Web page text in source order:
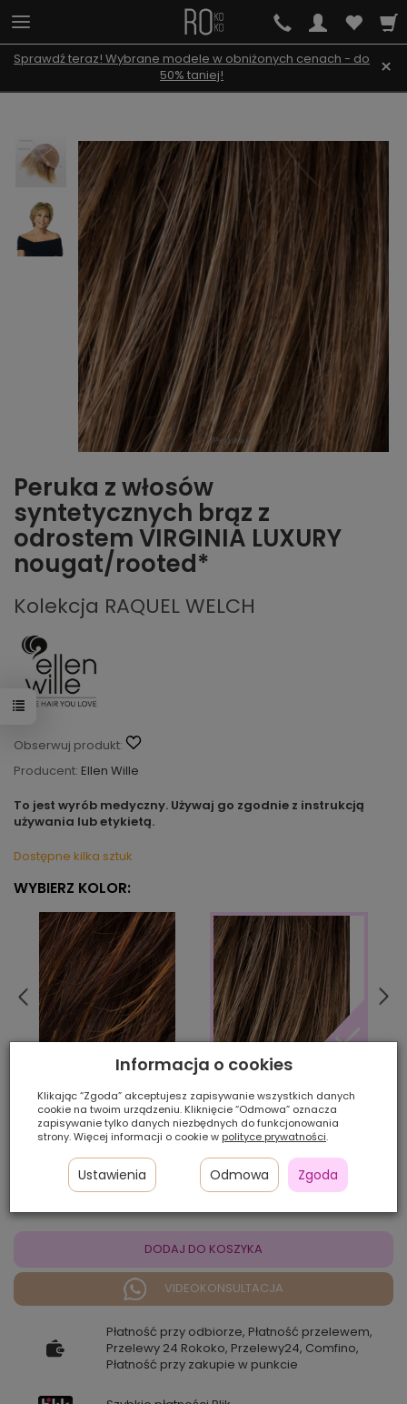
Sprawdź teraz! Wybrane modele w obniżonych cenach - do
50% taniej!
×
Peruka z włosów
syntetycznych brąz z
odrostem VIRGINIA LUXURY
nougat/rooted*
Kolekcja RAQUEL WELCH
Obserwuj produkt:
Producent: Ellen Wille
To jest wyrób medyczny. Używaj go zgodnie z instrukcją
używania lub etykietą.
Dostępne kilka sztuk
WYBIERZ KOLOR:
nougat/rooted
Ilość szt.:
1 350,00 zł
DODAJ DO KOSZYKA
VIDEOKONSULTACJA
Płatność przy odbiorze, Płatność przelewem,
Przelewy 24 Rokoko, Przelewy24, Comfino,
Płatność przy zakupie w punkcie
Informacja o cookies
Klikając “Zgoda” akceptujesz zapisywanie wszystkich danych
cookie na twoim urządzeniu. Kliknięcie “Odmowa” oznacza
zapisywanie tylko danych niezbędnych do funkcjonowania
strony. Więcej informacji o cookie w polityce prywatności.
Ustawienia Odmowa Zgoda